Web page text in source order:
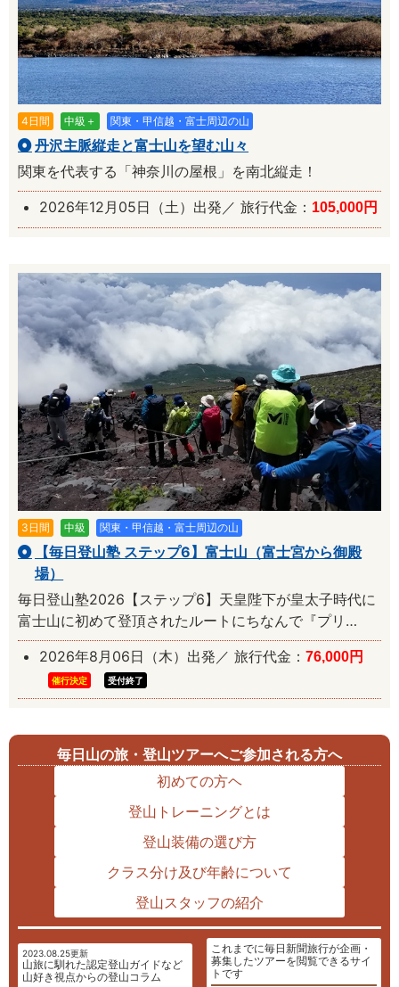
4日間 中級＋ 関東・甲信越・富士周辺の山
丹沢主脈縦走と富士山を望む山々
関東を代表する「神奈川の屋根」を南北縦走！
2026年12月05日（土）出発／ 旅行代金： 105,000円
3日間 中級 関東・甲信越・富士周辺の山
【毎日登山塾 ステップ6】富士山（富士宮から御殿
場）
毎日登山塾2026【ステップ6】天皇陛下が皇太子時代に
富士山に初めて登頂されたルートにちなんで『プリ…
2026年8月06日（木）出発／ 旅行代金： 76,000円
催行決定 受付終了
毎日山の旅・登山ツアーへご参加される方へ
初めての方ヘ
登山トレーニングとは
登山装備の選び方
クラス分け及び年齢について
登山スタッフの紹介
2023.08.25更新
山旅に馴れた認定登山ガイドなど
山好き視点からの登山コラム
これまでに毎日新聞旅行が企画・
募集したツアーを閲覧できるサイ
トです